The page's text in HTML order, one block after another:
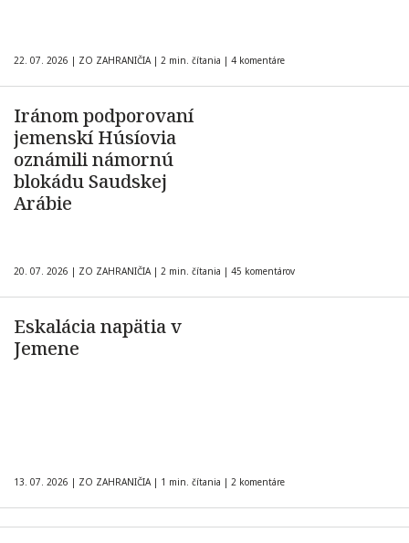
22. 07. 2026 | ZO ZAHRANIČIA | 2 min. čítania | 4 komentáre
Iránom podporovaní
jemenskí Húsíovia
oznámili námornú
blokádu Saudskej
Arábie
20. 07. 2026 | ZO ZAHRANIČIA | 2 min. čítania | 45 komentárov
Eskalácia napätia v
Jemene
13. 07. 2026 | ZO ZAHRANIČIA | 1 min. čítania | 2 komentáre